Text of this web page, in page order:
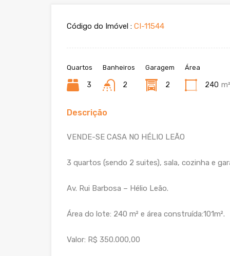
Código do Imóvel : CI-11544
Quartos
3
Banheiros
2
Garagem
2
Área
240
Descrição
VENDE-SE CASA NO HÉLIO LEÃO
3 quartos (sendo 2 suites), sala, cozinha e
Av. Rui Barbosa – Hélio Leão.
Área do lote: 240 m² e área construída:101m².
Valor: R$ 350.000,00